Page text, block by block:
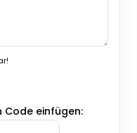
einfügen: